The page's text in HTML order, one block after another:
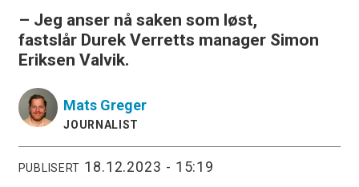
– Jeg anser nå saken som løst,
fastslår Durek Verretts manager Simon
Eriksen Valvik.
Mats Greger
JOURNALIST
PUBLISERT 18.12.2023 - 15:19